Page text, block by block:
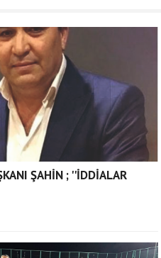
ŞAHİN ; ''İDDİALAR